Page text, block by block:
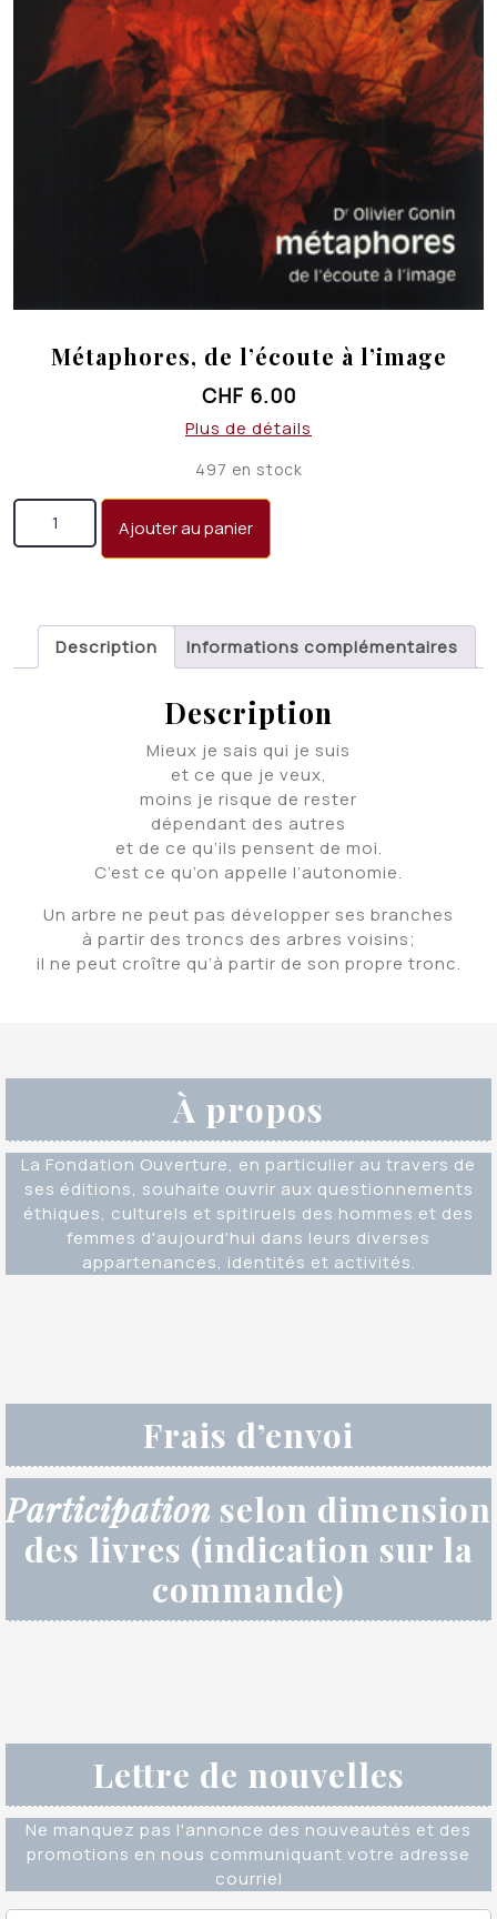
Métaphores, de l’écoute à l’image
CHF 6.00
Plus de détails
497 en stock
quantité de Métaphores, de l'écoute à l'image
Ajouter au panier
Description Informations complémentaires
Description
Mieux je sais qui je suis
et ce que je veux,
moins je risque de rester
dépendant des autres
et de ce qu’ils pensent de moi.
C’est ce qu’on appelle l’autonomie.
Un arbre ne peut pas développer ses branches
à partir des troncs des arbres voisins;
il ne peut croître qu’à partir de son propre tronc.
À propos
La Fondation Ouverture, en particulier au travers de
ses éditions, souhaite ouvrir aux questionnements
éthiques, culturels et spitiruels des hommes et des
femmes d'aujourd'hui dans leurs diverses
appartenances, identités et activités.
Frais d’envoi
Participation selon dimension
des livres (indication sur la
commande)
Lettre de nouvelles
Ne manquez pas l'annonce des nouveautés et des
promotions en nous communiquant votre adresse
courriel